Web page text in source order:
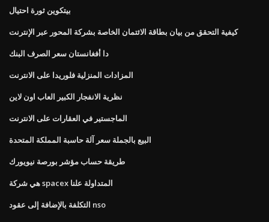
بيتكوين ثورة احتيال
كيفية التحقق من بيان بطاقة الائتمان الخاصة بشركة المحور عبر الإنترنت
دا أفغانستان سعر الصرف البنك
المزادات المنزلية فلوريدا على الانترنت
نظرية الانفجار الكبير العاب اون لاين
الماجستير في العقارات على الانترنت
البيع بالجملة سعر آلة حاسبة المملكة المتحدة
طريقة حساب مؤشر بورصة نيويورك
هي شركة spacex المتداولة علنا
التكلفة بالإضافة إلى عقود nso